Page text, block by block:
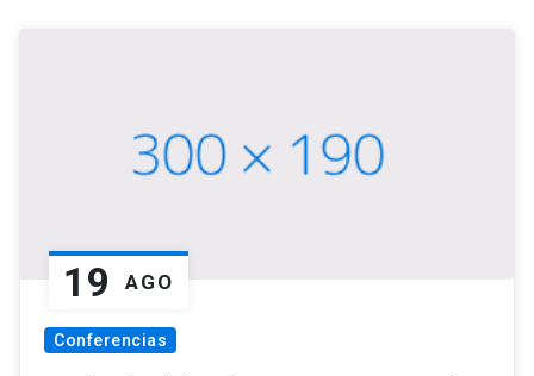
19 AGO
Conferencias